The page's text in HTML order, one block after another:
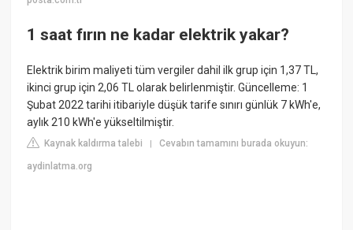
1 saat fırın ne kadar elektrik yakar?
Elektrik birim maliyeti tüm vergiler dahil ilk grup için 1,37 TL,
ikinci grup için 2,06 TL olarak belirlenmiştir. Güncelleme: 1
Şubat 2022 tarihi itibariyle düşük tarife sınırı günlük 7 kWh'e,
aylık 210 kWh'e yükseltilmiştir.
Kaynak kaldırma talebi |Cevabın tamamını burada okuyun:
aydinlatma.org